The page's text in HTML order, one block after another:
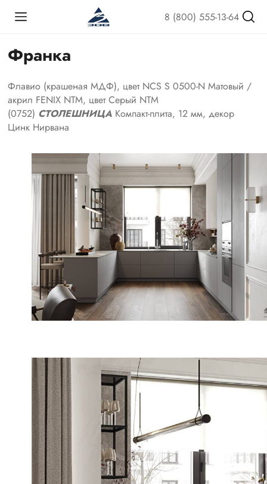
8 (800) 555-13-64
Франка
Флавио (крашеная МДФ), цвет NCS S 0500-N Матовый /
акрил FENIX NTM, цвет Серый NTM
(0752) СТОЛЕШНИЦА Компакт-плита, 12 мм, декор
Цинк Нирвана